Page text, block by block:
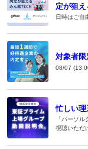
定が狙
日時はご自
対象者
08/07
忙しい理
「パーソ
視聴いただ